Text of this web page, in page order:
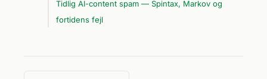
Tidlig AI-content spam — Spintax, Markov og
fortidens fejl